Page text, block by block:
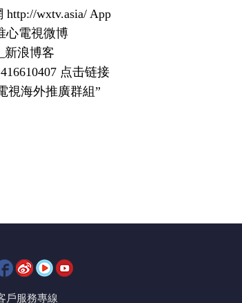
wxtv.asia/ App
心電視微博
新浪博客
点击链接
視海外推廣群組”
戶服務專線